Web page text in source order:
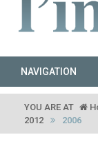
NAVIGATION
YOU ARE AT
2012
2006